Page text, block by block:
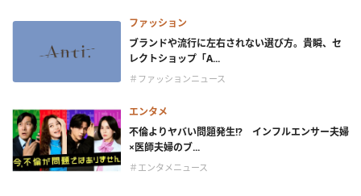
ファッション
ブランドや流行に左右されない選び方。貴瞬、セ
レクトショップ「A...
＃ファッションニュース
エンタメ
不倫よりヤバい問題発生!? インフルエンサー夫婦
×医師夫婦のブ...
＃エンタメニュース